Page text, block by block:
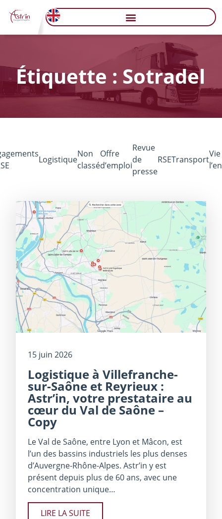
Étiquette : Sotradel
Logistique
Non
classé
Offre
d’emploi
Revue
de
presse
RSETransport
15 juin 2026
Logistique à Villefranche-
sur-Saône et Reyrieux :
Astr’in, votre prestataire au
cœur du Val de Saône –
Copy
Le Val de Saône, entre Lyon et Mâcon, est
l’un des bassins industriels les plus denses
d’Auvergne-Rhône-Alpes. Astr’in y est
présent depuis plus de 60 ans, avec une
concentration unique…
LIRE LA SUITE